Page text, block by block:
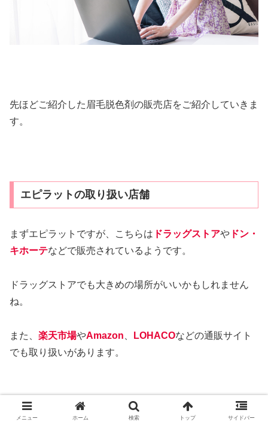
先ほどご紹介した眉毛脱色剤の販売店をご紹介していきま
す。
エピラットの取り扱い店舗
まずエピラットですが、こちらは ドラッグストアや ドン・
キホーテなどで販売されているようです。
ドラッグストアでも大きめの場所がいいかもしれません
ね。
また、 楽天市場やAmazon LOHACOなどの通販サイト
でも取り扱いがあります。
メニュー ホーム 検索 トップ サイドバー